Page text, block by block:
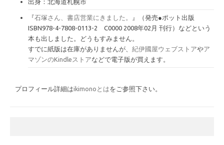
『石塚さん、書店営業にきました。
』（発売●ポット出版
ISBN978-4-7808-0113-2 C0000 2008年02月 刊行）などという
本も出しました。どうもすみません。
すでに紙版は在庫がありませんが、 紀伊國屋ウェブストアやア
マゾンのKindleストアなどで電子版が買えます。
プロフィール詳細はikimonoとはをご参照下さい。